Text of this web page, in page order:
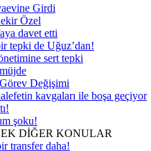
DİĞER KONULAR